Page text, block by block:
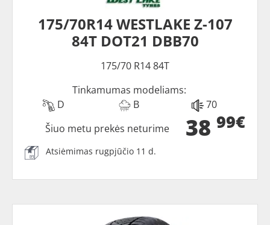
175/70R14 WESTLAKE Z-107
84T DOT21 DBB70
175/70 R14 84T
Tinkamumas modeliams:
D
B 70
38 99€
Šiuo metu prekės neturime
Atsiėmimas rugpjūčio 11 d.